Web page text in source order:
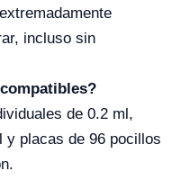
incluso sin
de 0.2 ml,
y placas de 96 pocillos